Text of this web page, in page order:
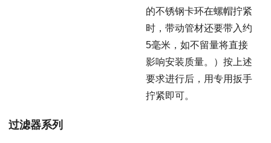
的不锈钢卡环在螺帽拧紧
时，带动管材还要带入约
5毫米，如不留量将直接
影响安装质量。）按上述
要求进行后，用专用扳手
拧紧即可。
过滤器系列